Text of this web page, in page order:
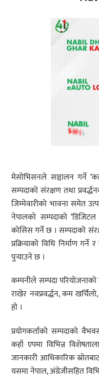
मेसोभिसनले सञ्चालन गर्ने
सम्पदाको संरक्षण तथा
जिम्मेवारीको भावना समेत
नेपालको सम्पदाको
कोसिस गर्ने छ । सम्पदाको
प्रक्रियाको विधि निर्माण
पुर्‍याउने छ ।
कम्पनीले सम्पदा परियोजनाको
राखेर नवप्रवर्द्धन, कम
हो ।
प्रयोगकर्ताको सम्पदाको
कहाँ एपमा विभिन्न
जानकारी आधिकारिक
यसमा नेपाल, अंग्रेजीसहित